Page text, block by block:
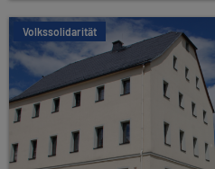
Volkssolidarität